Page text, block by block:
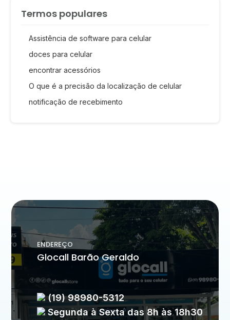
Termos populares
Assistência de software para celular
doces para celular
encontrar acessórios
O que é a precisão da localização de celular
notificação de recebimento
ENDEREÇO
Glocall Barão Geraldo
(19) 98980-5312
Segunda à Sexta das 8h às 18h30